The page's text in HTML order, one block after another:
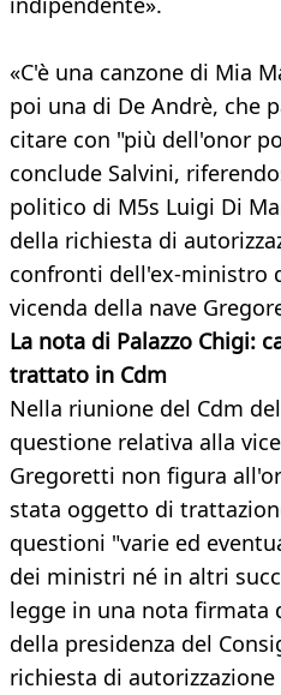
«C'è una canzone di Mia
poi una di De Andrè, che
citare con "più dell'onor
conclude Salvini,
politico di M5s Luigi Di
della richiesta di
confronti dell'ex-ministro
vicenda della nave
La nota di Palazzo Chigi:
trattato in Cdm
Nella riunione del Cdm
questione relativa alla
Gregoretti non figura
stata oggetto di
questioni "varie ed
dei ministri né in altri
legge in una nota firmata
della presidenza del
richiesta di